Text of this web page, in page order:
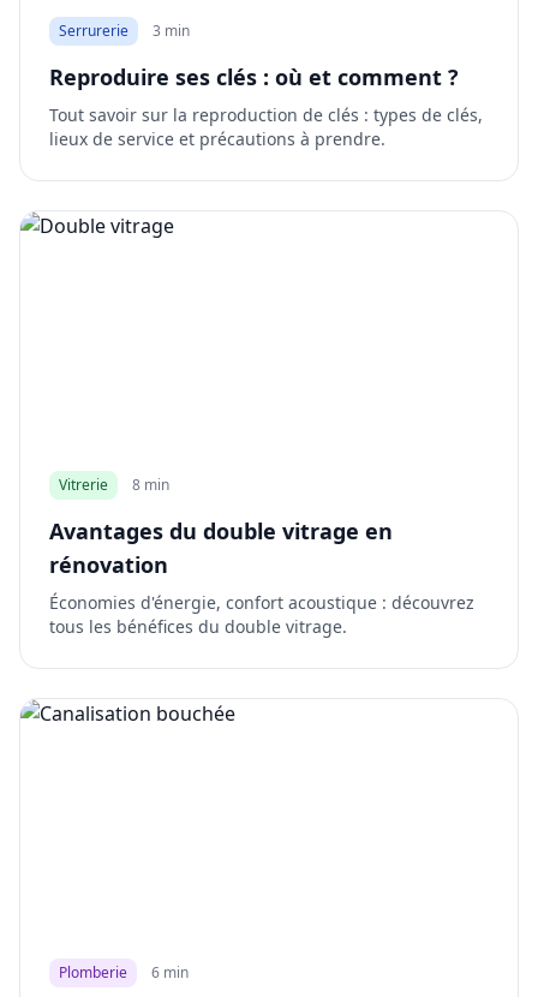
Serrurerie 3 min
Reproduire ses clés : où et comment ?
Tout savoir sur la reproduction de clés : types de clés,
lieux de service et précautions à prendre.
Vitrerie 8 min
Avantages du double vitrage en
rénovation
Économies d'énergie, confort acoustique : découvrez
tous les bénéfices du double vitrage.
Plomberie 6 min